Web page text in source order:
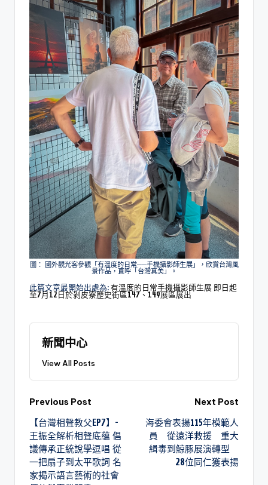
圖： 國外觀光客參觀「有溫度的日常──手機攝影師生展」，欣賞台灣風
景作品，直呼「台灣真美」。
此篇文章最開始出處為:有溫度的日常手機攝影師生展 即日起
至7月12日於剝皮寮歷史街區147、149展區展出
新聞中心
View All Posts
Previous Post
【台灣相聲教父EP7】-
王振全解析相聲底蘊 倡
議傳承正統說學逗唱 從
一把扇子到太平歌詞 名
家揭示語言藝術的社會
Next Post
海委會表揚115年模範人
員 從遠洋救援 重大
緝毒到鯨豚展演轉型
28位同仁獲表揚